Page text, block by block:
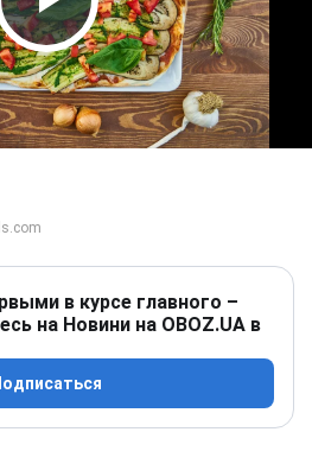
Play Video
в курсе главного –
на Новини на OBOZ.UA в